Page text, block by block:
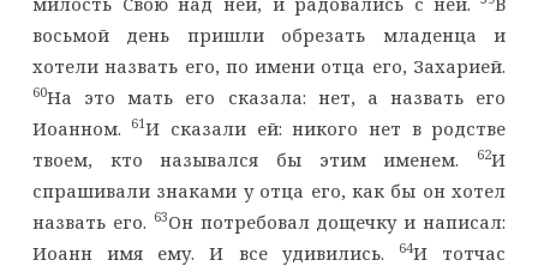
восьмой день пришли обрезать младенца и
хотели назвать его, по имени отца его, Захарией.
60На это мать его сказала: нет, а назвать его
Иоанном.
61И сказали ей: никого нет в родстве
твоем, кто назывался бы этим именем.
62И
спрашивали знаками у отца его, как бы он хотел
назвать его. 63Он потребовал дощечку и написал:
Иоанн имя ему. И все удивились.
64И тотчас